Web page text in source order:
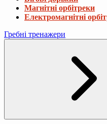
Магнітні орбітреки
Електромагнітні
Гребні тренажери